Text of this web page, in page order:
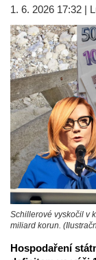
1. 6. 2026 17:32 |
Schillerové vyskočil v
miliard korun.
Hospodaření